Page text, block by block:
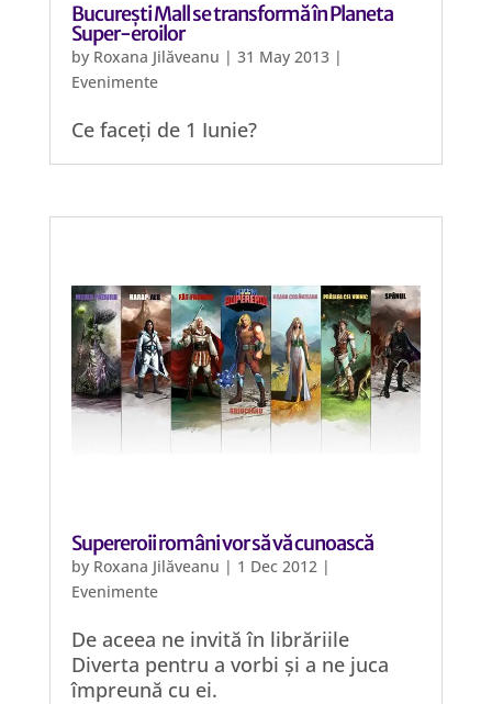
București Mall se transformă în Planeta
Super-eroilor
by Roxana Jilăveanu | 31 May 2013|
Evenimente
Ce faceți de 1 Iunie?
Supereroii români vor să vă cunoască
by Roxana Jilăveanu | 1 Dec 2012|
Evenimente
De aceea ne invită în librăriile
Diverta pentru a vorbi și a ne juca
împreună cu ei.